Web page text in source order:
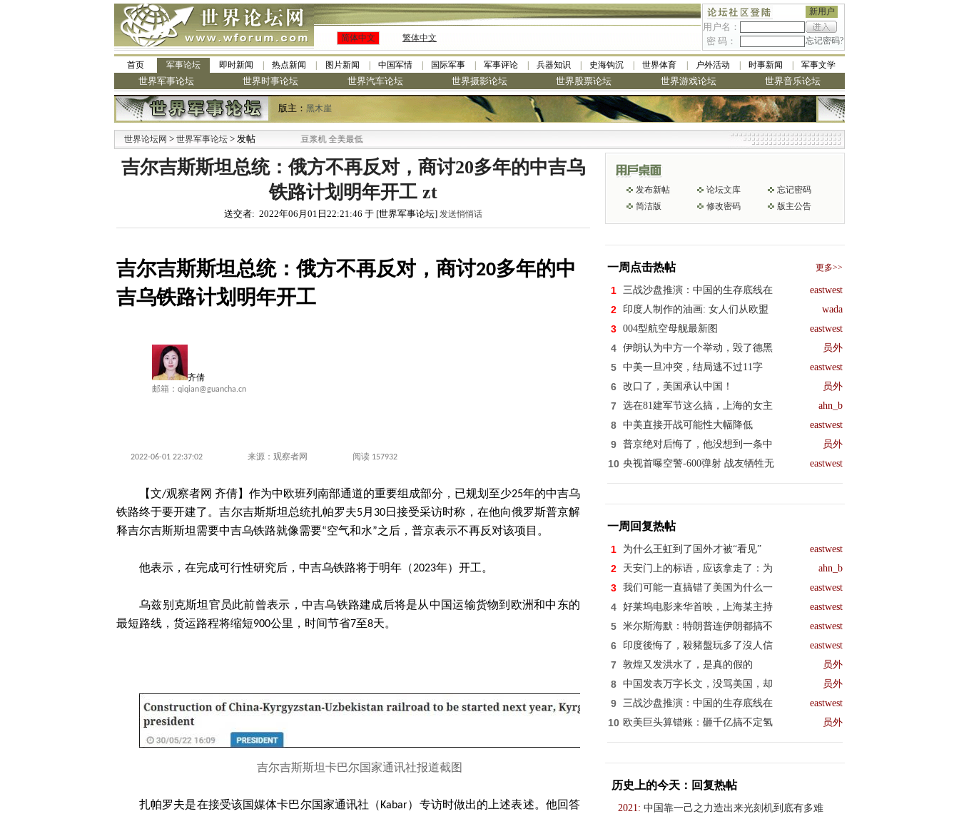
新用户
用户名：
密 码：
忘记密码?
简体中文 繁体中文
首页 军事论坛 即时新闻 热点新闻 图片新闻 中国军情 国际军事 军事评论 兵器知识 史海钩沉 世界体育 户外活动 时事新闻 军事文学
世界军事论坛 世界时事论坛 世界汽车论坛 世界摄影论坛 世界股票论坛 世界游戏论坛 世界音乐论坛
版主： 黑木崖
世界论坛网 > 世界军事论坛 > 发帖
·九阳全新免清洗型豆浆机 全美最低
吉尔吉斯斯坦总统：俄方不再反对，商讨20多年的中吉乌
铁路计划明年开工 zt
送交者: 2022年06月01日22:21:46 于 [世界军事论坛] 发送悄悄话
吉尔吉斯斯坦总统：俄方不再反对，商讨20多年的中
吉乌铁路计划明年开工
齐倩
邮箱：qiqian@guancha.cn
2022-06-01 22:37:02 来源：观察者网 阅读 157932
【文/观察者网 齐倩】作为中欧班列南部通道的重要组成部分，已规划至少25年的中吉乌
铁路终于要开建了。吉尔吉斯斯坦总统扎帕罗夫5月30日接受采访时称，在他向俄罗斯普京解
释吉尔吉斯斯坦需要中吉乌铁路就像需要“空气和水”之后，普京表示不再反对该项目。
他表示，在完成可行性研究后，中吉乌铁路将于明年（2023年）开工。
乌兹别克斯坦官员此前曾表示，中吉乌铁路建成后将是从中国运输货物到欧洲和中东的
最短路线，货运路程将缩短900公里，时间节省7至8天。
吉尔吉斯斯坦卡巴尔国家通讯社报道截图
扎帕罗夫是在接受该国媒体卡巴尔国家通讯社（Kabar）专访时做出的上述表述。他回答
发布新帖 论坛文库
忘记密码
简洁版
修改密码 版主公告
一周点击热帖 更多>>
1 三战沙盘推演：中国的生存底线在 eastwest
2 印度人制作的油画: 女人们从欧盟 wada
3 004型航空母舰最新图 eastwest
4 伊朗认为中方一个举动，毁了德黑 员外
5 中美一旦冲突，结局逃不过11字 eastwest
6 改口了，美国承认中国！ 员外
7 选在81建军节这么搞，上海的女主 ahn_b
8 中美直接开战可能性大幅降低 eastwest
9 普京绝对后悔了，他没想到一条中 员外
10 央视首曝空警-600弹射 战友牺牲无 eastwest
一周回复热帖
1 为什么王虹到了国外才被“看见” eastwest
2 天安门上的标语，应该拿走了：为 ahn_b
3 我们可能一直搞错了美国为什么一 eastwest
4 好莱坞电影来华首映，上海某主持 eastwest
5 米尔斯海默：特朗普连伊朗都搞不 eastwest
6 印度後悔了，殺豬盤玩多了沒人信 eastwest
7 敦煌又发洪水了，是真的假的 员外
8 中国发表万字长文，没骂美国，却 员外
9 三战沙盘推演：中国的生存底线在 eastwest
10 欧美巨头算错账：砸千亿搞不定氢 员外
历史上的今天：回复热帖
2021: 中国靠一己之力造出来光刻机到底有多难